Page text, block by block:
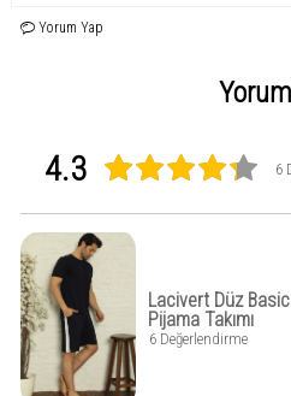
Yorum Yap
4.3 6
Lacivert Düz
Pijama Takımı
6 Değerlendirme